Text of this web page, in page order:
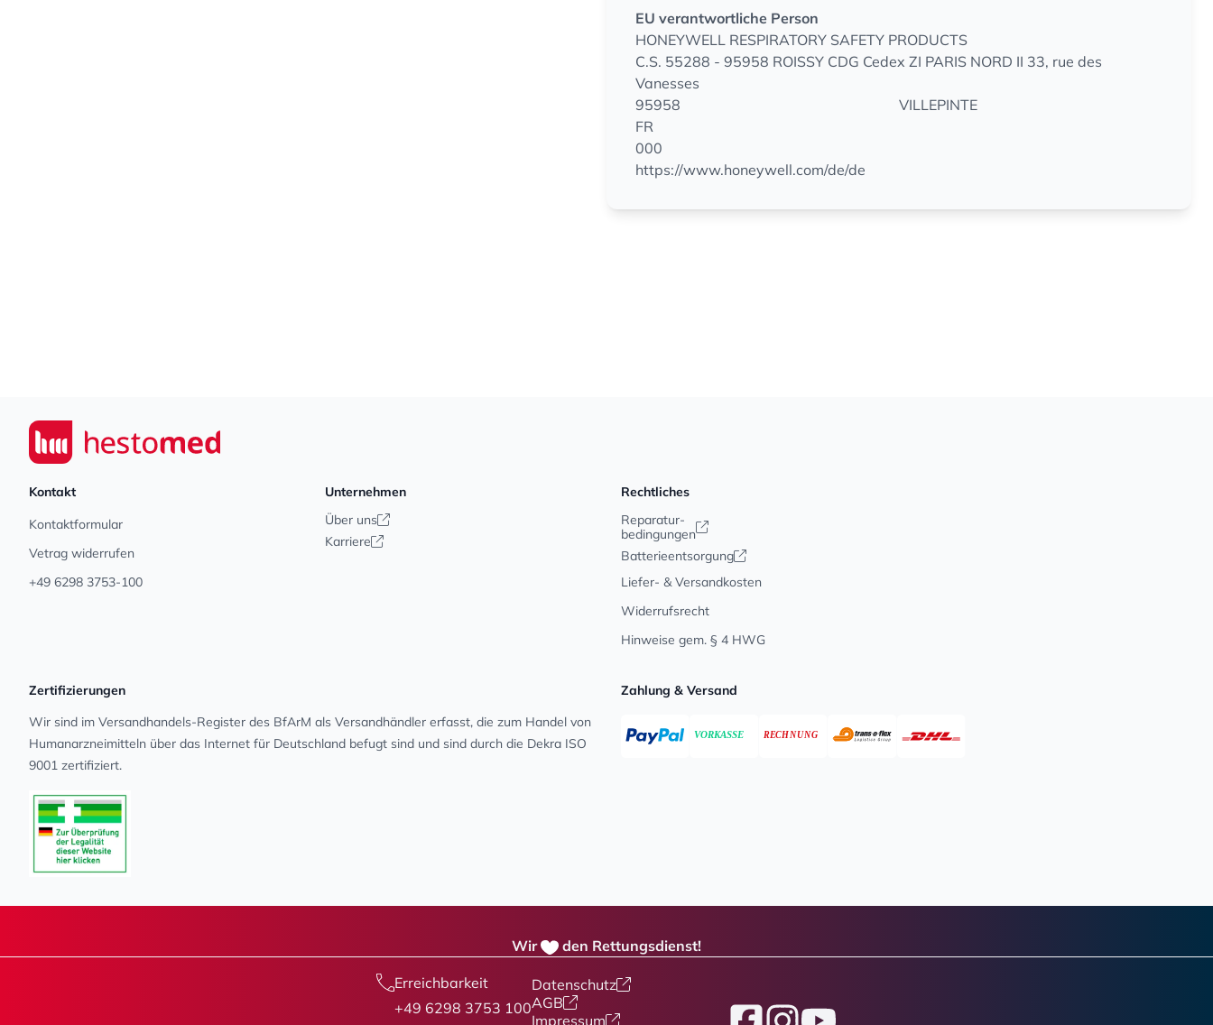
EU verantwortliche Person
HONEYWELL RESPIRATORY SAFETY PRODUCTS
C.S. 55288 - 95958 ROISSY CDG Cedex ZI PARIS NORD II 33, rue des
Vanesses
95958
VILLEPINTE
FR
000
https://www.honeywell.com/de/de
Seiwert GmbH
Kontakt
Kontaktformular
Vetrag widerrufen
+49 6298 3753-100
Unternehmen
Über uns
Karriere
Rechtliches
Reparatur-
bedingungen
Batterieentsorgung
Liefer- & Versandkosten
Widerrufsrecht
Hinweise gem. § 4 HWG
Zertifizierungen
Wir sind im Versandhandels-Register des BfArM als Versandhändler erfasst, die zum Handel von
Human­arz­nei­mit­teln über das Internet für Deutschland befugt sind und sind durch die Dekra ISO
9001 zertifiziert.
Zahlung & Versand
Wir den Rettungsdienst!
Erreichbarkeit
+49 6298 3753 100
Datenschutz
AGB
Impressum
FacebookInstagram
YouTube